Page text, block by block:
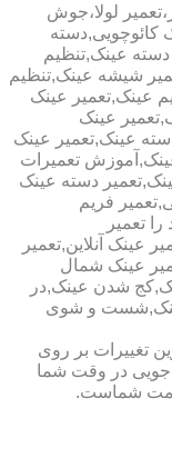
لولا،جوش
کائوچویی,دسته
عینک,تنظیم
شیشه عینک,تنظیم
عینک,تعمیر عینک
عینک
عینک,تعمیر عینک
تعمیرات
دسته عینک
فریم
تعمیر
عینک آنلاین,تعمیر
عینک شمال
شدن عینک,در
و شوی
تغییرات بر روی
در وقت شما
شماست.